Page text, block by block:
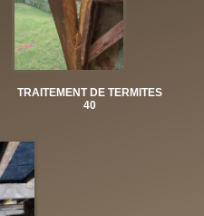
TRAITEMENT DE TERMITES
40